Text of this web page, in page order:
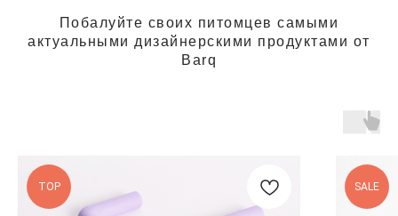
Побалуйте своих питомцев самыми
актуальными дизайнерскими продуктами от
Barq
TOP SALE